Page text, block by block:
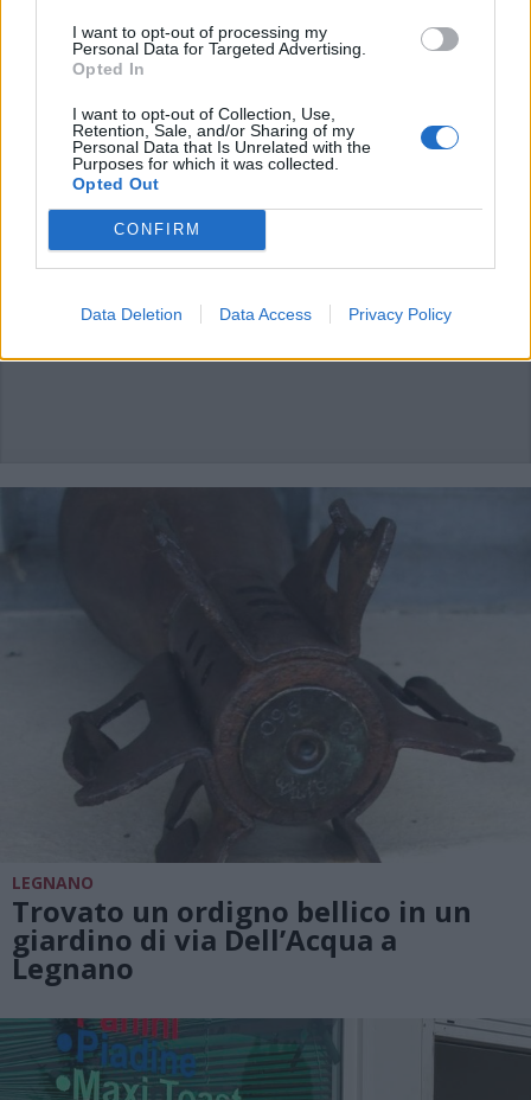
I want to opt-out of processing my
Personal Data for Targeted Advertising.
Opted In
I want to opt-out of Collection, Use,
Retention, Sale, and/or Sharing of my
Personal Data that Is Unrelated with the
Purposes for which it was collected.
Opted Out
CONFIRM
Data Deletion Data Access Privacy Policy
CASTANO PRIMO
Trovato con cocaina, MDMA e
hashish al Festival di Castano
Primo: bloccato un 22enne di
Lainate
LEGNANO
Trovato un ordigno bellico in un
giardino di via Dell’Acqua a
Legnano